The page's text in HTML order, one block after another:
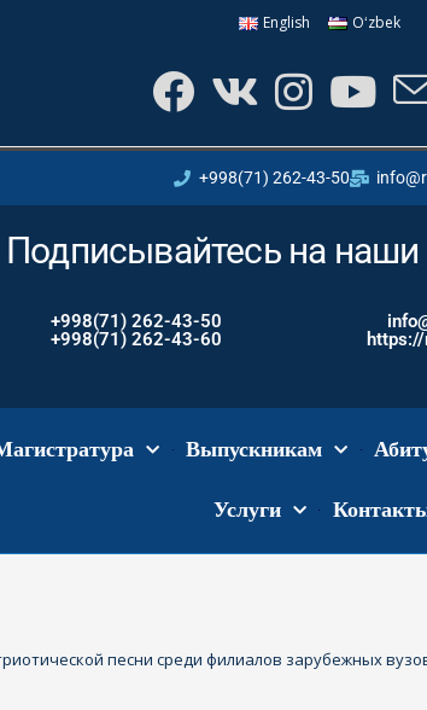
English Oʻzbek
+998(71) 262-43-50
Подписывайтесь на наши
+998(71) 262-43-50
+998(71) 262-43-60
Выпускникам
Услуги
песни среди филиалов зарубежных